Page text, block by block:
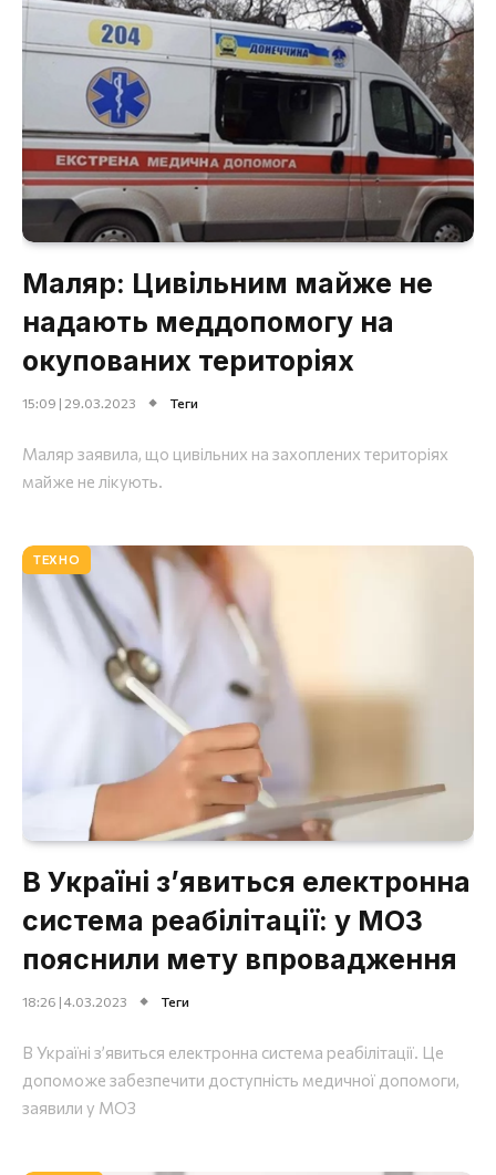
Маляр: Цивільним майже не
надають меддопомогу на
окупованих територіях
15:09 | 29.03.2023 Теги
Маляр заявила, що цивільних на захоплених територіях
майже не лікують.
ТЕХНО
В Україні з’явиться електронна
система реабілітації: у МОЗ
пояснили мету впровадження
18:26 | 4.03.2023 Теги
В Україні з’явиться електронна система реабілітації. Це
допоможе забезпечити доступність медичної допомоги,
заявили у МОЗ